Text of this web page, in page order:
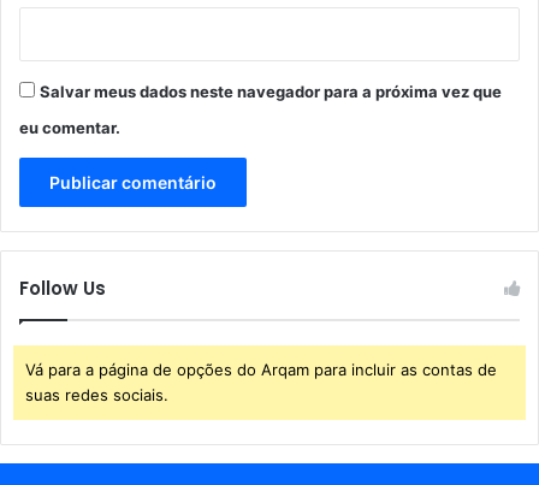
Salvar meus dados neste navegador para a próxima vez que
eu comentar.
Follow Us
Vá para a página de opções do Arqam para incluir as contas de
suas redes sociais.